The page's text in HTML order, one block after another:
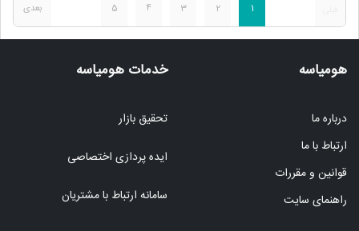
1
2
3
4
5 بعدی
هومیاسه
درباره ما
ارتباط با ما
قوانین و مقررات
راهنمای سایت
خدمات هومیاسه
تحقیق بازار
ایده پردازی اختصاصی
سامانه ارتباط با مشتریان